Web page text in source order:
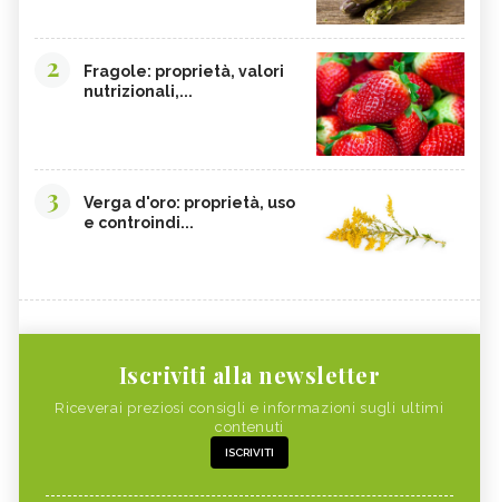
2
Fragole: proprietà, valori
nutrizionali,...
3
Verga d'oro: proprietà, uso
e controindi...
Iscriviti alla newsletter
Riceverai preziosi consigli e informazioni sugli ultimi
contenuti
ISCRIVITI